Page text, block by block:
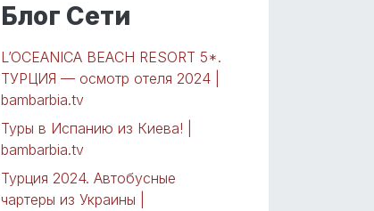
Блог Сети
L’OCEANICA BEACH RESORT 5*.
ТУРЦИЯ — осмотр отеля 2024 |
bambarbia.tv
Туры в Испанию из Киева! |
bambarbia.tv
Турция 2024. Автобусные
чартеры из Украины |